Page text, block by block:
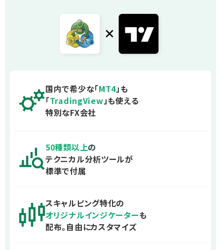
国内で希少な「MT4」も
「TradingView」も使える
特別なFX会社
50種類以上の
テクニカル分析ツールが
標準で付属
スキャルピング特化の
オリジナルインジケーターも
配布。 自由にカスタマイズ